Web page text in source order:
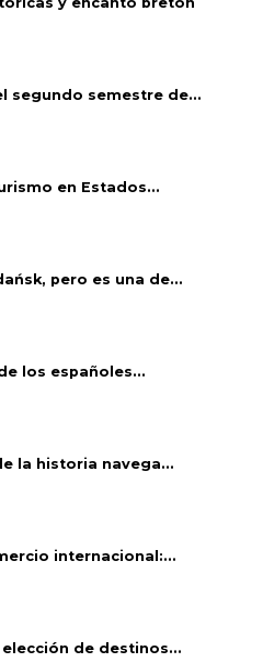
segundo semestre de...
en Estados...
pero es una de...
los españoles...
la historia navega...
internacional:...
de destinos...